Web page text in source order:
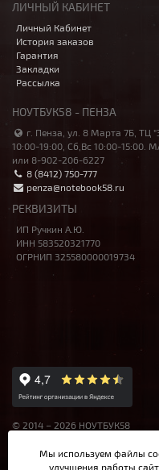
ЛИЧНЫЙ КАБИНЕТ
Личный Кабинет
История заказов
Гарантия
Закладки
Рассылка
НОУТБУК58 - ПЕНЗА
г. Пенза, ул. 8 Марта 7Б,
10:00-19:00, Сб,Вс 10:00-15:00.
или 8-902-206-6227
8 (8412) 750-777
penza@notebook58.ru
РЕКВИЗИТЫ
ИП Ручкин А.Ю.
ИНН 583520321770
ОГРНИП 325580000019734
© 2014 – 2026 НОУТБУК58
материалы и цены на сайте
Мы используем файлы
улучшения работы